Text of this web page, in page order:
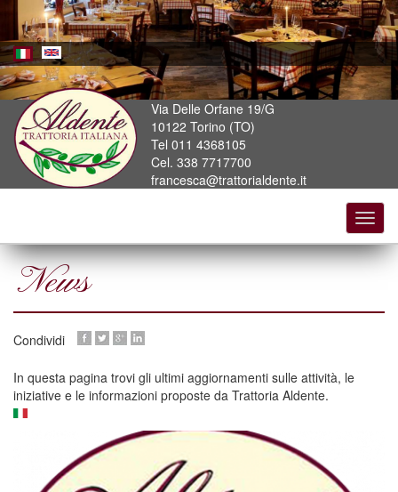
main
content
Via Delle Orfane 19/G
10122 Torino (TO)
Tel 011 4368105
Cel. 338 7717700
francesca@trattorialdente.it
News
Condividi
In questa pagina trovi gli ultimi aggiornamenti sulle attività, le
iniziative e le informazioni proposte da Trattoria Aldente.